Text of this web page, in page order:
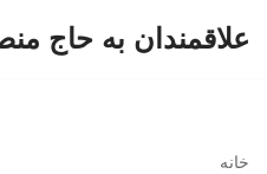
علاقمندان به حاج
خانه